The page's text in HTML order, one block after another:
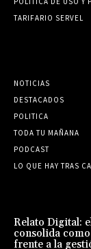
TARIFARIO SERVEL
NOTICIAS
DESTACADOS
POLITICA
TODA TU MAÑANA
PODCAST
LO QUE HAY TRAS
Relato Digital:
consolida
frente a la